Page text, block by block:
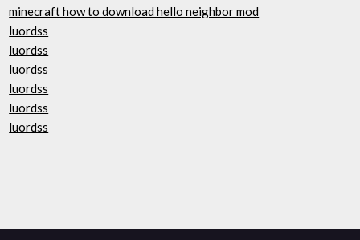
minecraft how to download hello neighbor mod
luordss
luordss
luordss
luordss
luordss
luordss